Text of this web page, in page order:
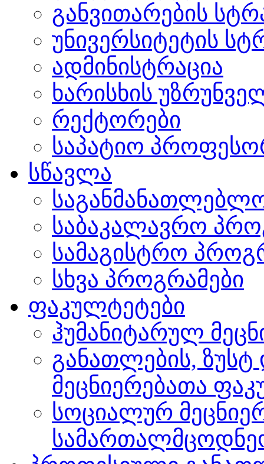
განვითარების
უნივერსიტეტის
ადმინისტრაცია
ხარისხის
რექტორები
საპატიო
სწავლა
საბაკალავრო
სამაგისტრო
სხვა პროგრამები
ფაკულტეტები
ჰუმანიტარულ
განათლების, ზუსტ
მეცნიერებათა
სოციალურ